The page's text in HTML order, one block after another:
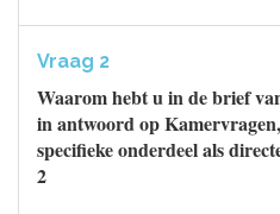
Vraag 2
Waarom hebt u in de brief
in antwoord op
specifieke onderdeel als
2